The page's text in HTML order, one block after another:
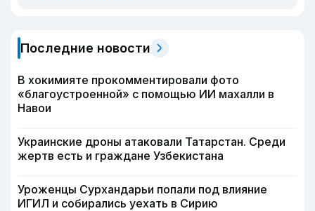
Последние новости
В хокимияте прокомментировали фото
«благоустроенной» с помощью ИИ махалли в
Навои
Украинские дроны атаковали Татарстан. Среди
жертв есть и граждане Узбекистана
Уроженцы Сурхандарьи попали под влияние
ИГИЛ и собирались уехать в Сирию